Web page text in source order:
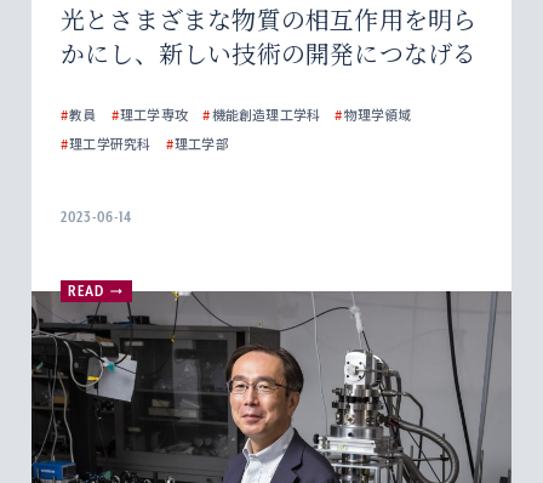
光とさまざまな物質の相互作用を明ら
かにし、新しい技術の開発につなげる
#教員 #理工学専攻 #機能創造理工学科 #物理学領域
#理工学研究科 #理工学部
2023-06-14
READ